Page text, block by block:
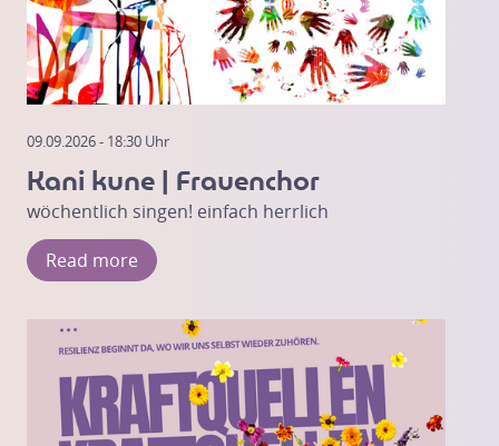
09.09.2026 - 18:30 Uhr
Kani kune | Frauenchor
wöchentlich singen! einfach herrlich
Read more